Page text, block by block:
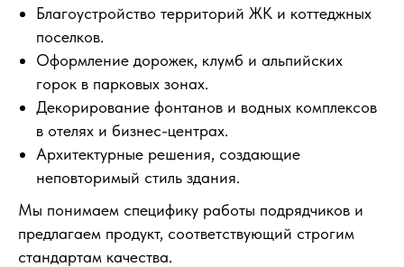
Благоустройство территорий ЖК и коттеджных
поселков.
Оформление дорожек, клумб и альпийских
горок в парковых зонах.
Декорирование фонтанов и водных комплексов
в отелях и бизнес-центрах.
Архитектурные решения, создающие
неповторимый стиль здания.
Мы понимаем специфику работы подрядчиков и
предлагаем продукт, соответствующий строгим
стандартам качества.